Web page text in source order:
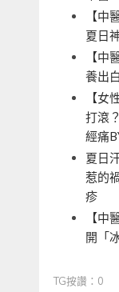
【中
夏日
【中
養出
【女
打滾
經痛
夏日
惹的
疹
【中
開「
TG按讚：0